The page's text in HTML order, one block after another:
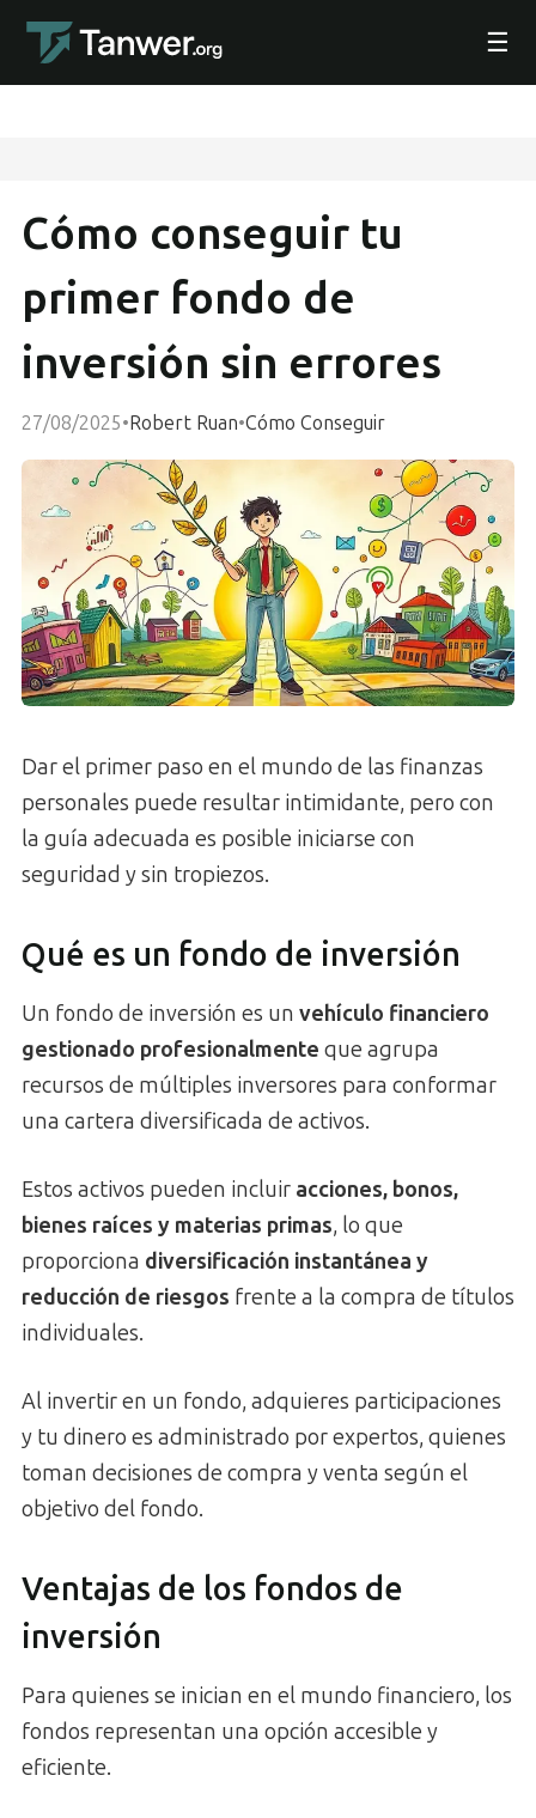
☰
Cómo conseguir tu
primer fondo de
inversión sin errores
27/08/2025•Robert Ruan•Cómo Conseguir
Dar el primer paso en el mundo de las finanzas
personales puede resultar intimidante, pero con
la guía adecuada es posible iniciarse con
seguridad y sin tropiezos.
Qué es un fondo de inversión
Un fondo de inversión es un vehículo financiero
gestionado profesionalmente que agrupa
recursos de múltiples inversores para conformar
una cartera diversificada de activos.
Estos activos pueden incluir acciones, bonos,
bienes raíces y materias primas, lo que
proporciona diversificación instantánea y
reducción de riesgos frente a la compra de títulos
individuales.
Al invertir en un fondo, adquieres participaciones
y tu dinero es administrado por expertos, quienes
toman decisiones de compra y venta según el
objetivo del fondo.
Ventajas de los fondos de
inversión
Para quienes se inician en el mundo financiero, los
fondos representan una opción accesible y
eficiente.